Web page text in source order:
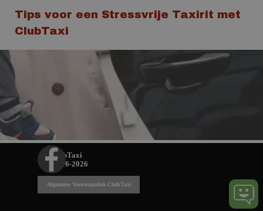
Tips voor een Stressvrije Taxirit met
ClubTaxi
Algemene Voorwaarden ClubTaxi
ClubTaxi
© 2016-2026